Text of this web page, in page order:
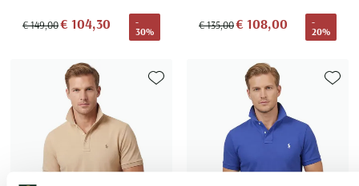
€ 149,00€ 104,30
-
30%
€ 135,00€ 108,00
-
20%
Toevoegen aan favorieten